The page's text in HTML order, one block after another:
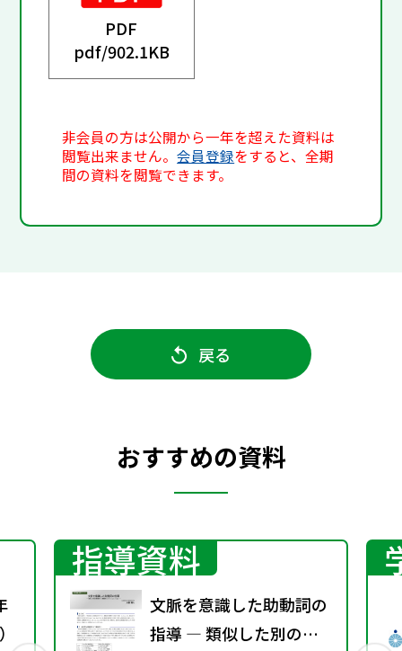
PDF
pdf/902.1KB
非会員の方は公開から一年を超えた資料は
閲覧出来ません。会員登録をすると、全期
間の資料を閲覧できます。
戻る
おすすめの資料
指導資料
文脈を意識した助動詞の
指導 ― 類似した別の表